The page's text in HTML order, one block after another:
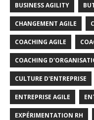
BUSINESS AGILITY
CHANGEMENT AGILE
COACHING AGILE
COACHING
CULTURE D'ENTREPRISE
ENTREPRISE AGILE
EXPÉRIMENTATION RH